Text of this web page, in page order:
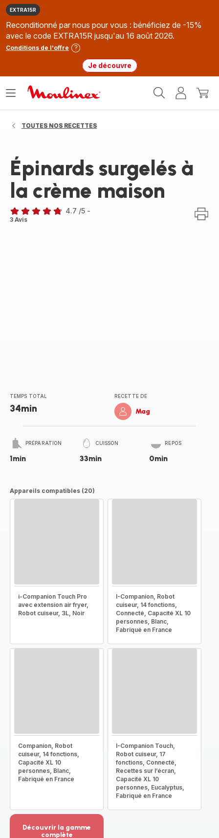
EXTRA15R
Reconditionné par nous pour vous : bénéficiez de -15%
avec le code EXTRA15R jusqu'au 16 août 2026.
Conditions de l'offre
Je découvre
MonMon
Ouvrir
TOUTES NOS RECETTES
Épinards surgelés à
la crème maison
ratings.4.7
4.7 /5 -
3 Avis
TEMPS TOTAL
34min
RECETTE DE
Mag
PRÉPARATION
1min
CUISSON
33min
REPOS
0min
Appareils compatibles (20)
i-Companion Touch Pro
avec extension air fryer,
Robot cuiseur, 3L, Noir
I-Companion, Robot
cuiseur, 14 fonctions,
Connecté, Capacité XL 10
personnes, Blanc,
Fabriqué en France
Companion, Robot
cuiseur, 14 fonctions,
Capacité XL 10
personnes, Blanc,
Fabriqué en France
I-Companion Touch,
Robot cuiseur, 17
fonctions, Connecté,
Recettes sur l’écran,
Capacité XL 10
personnes, Eucalyptus,
Fabriqué en France
Découvrir la gamme
complète